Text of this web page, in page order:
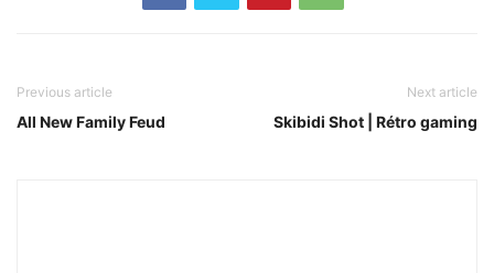
Previous article
All New Family Feud
Next article
Skibidi Shot | Rétro gaming